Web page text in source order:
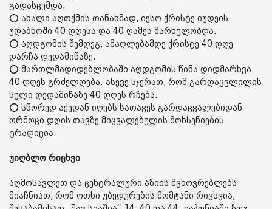
გადასცემდა.
⭕ ახალი აღთქმის თანახმად, იესო ქრისტე იუდეის
უდაბნოში 40 დღესა და 40 ღამეს მარხულობდა.
⭕ აღდგომის შემდეგ, ამაღლებამდე ქრისტე 40 დღე
დარჩა დედამიწაზე.
⭕ მართლმადიდებლობაში აღდგომის წინა დიდმარხვა
40 დღეს გრძელდება. ასევე სჯერათ, რომ გარდაცვლილის
სული დედამიწაზე 40 დღეს რჩება.
⭕ სწორედ აქედან იღებს სათავეს გარდაცვალებიდან
ორმოცი დღის თავზე მიცვალებულის მოხსენიების
ტრადიცია.
უიღბლო რიცხვი
აღმოსავლეთ და ცენტრალური აზიის მცხოვრებლებს
მიაჩნიათ, რომ ოთხი უბედურების მომტანი რიცხვია,